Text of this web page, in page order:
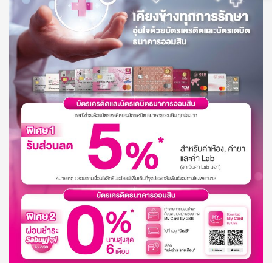
บริการออนไลน์
TH
EN
GSB Society